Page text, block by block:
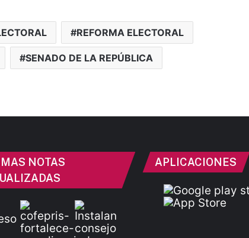
REFORMA ELECTORAL
SENADO DE LA REPÚBLICA
NOTAS
APLICACIONES